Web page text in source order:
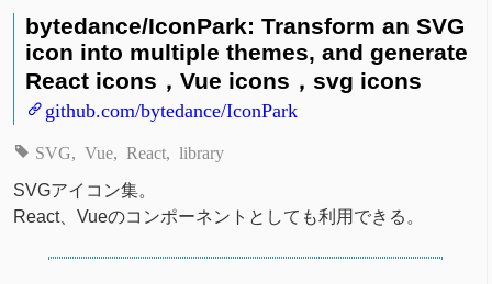
bytedance/IconPark: Transform an SVG
icon into multiple themes, and generate
React icons，Vue icons，svg icons
github.com/bytedance/IconPark
SVG Vue React library
SVGアイコン集。
React、Vueのコンポーネントとしても利用できる。